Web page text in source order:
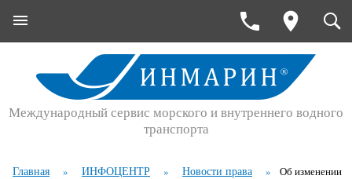
Международный сервис морского и внутреннего водного
транспорта
Главная » ИНФОЦЕНТР » Новости права »
Об изменении